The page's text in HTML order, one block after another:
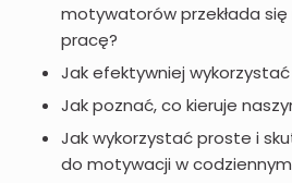
motywatorów przekłada
pracę?
Jak efektywniej wykorzystać
Jak poznać, co kieruje
Jak wykorzystać proste i
do motywacji w